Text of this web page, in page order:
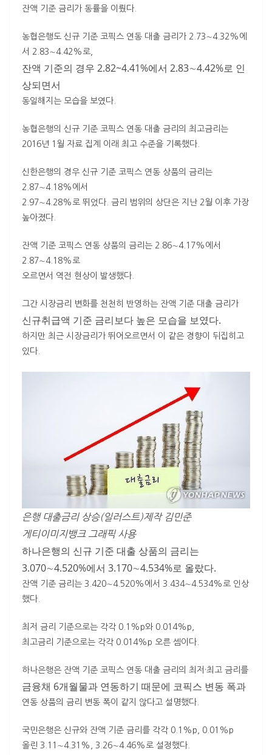
잔액 기준 금리가 동률을 이뤘다.
농협은행도 신규 기준 코픽스 연동 대출 금리가 2.73∼4.32%에
서 2.83∼4.42%로,
잔액 기준의 경우 2.82~4.41%에서 2.83∼4.42%로 인
상되면서
동일해지는 모습을 보였다.
농협은행의 신규 기준 코픽스 연동 대출 금리의 최고금리는
2016년 1월 자료 집계 이래 최고 수준을 기록했다.
신한은행의 경우 신규 기준 코픽스 연동 상품의 금리는
2.87∼4.18%에서
2.97∼4.28%로 뛰었다. 금리 범위의 상단은 지난 2월 이후 가장
높아졌다.
잔액 기준 코픽스 연동 상품의 금리는 2.86∼4.17%에서
2.87∼4.18%로
오르면서 역전 현상이 발생했다.
그간 시장금리 변화를 천천히 반영하는 잔액 기준 대출 금리가
신규취급액 기준 금리보다 높은 모습을 보였다.
하지만 최근 시장금리가 뛰어오르면서 이 같은 경향이 뒤집히고
있다.
은행 대출금리 상승(일러스트)제작 김민준
게티이미지뱅크 그래픽 사용
하나은행의 신규 기준 대출 상품의 금리는
3.070∼4.520%에서 3.170∼4.534%로 올랐다.
잔액 기준 금리는 3.420∼4.520%에서 3.434∼4.534%로 인상
했다.
최저 금리 기준으로는 각각 0.1%p와 0.014%p,
최고금리 기준으로는 각각 0.014%p 오른 셈이다.
하나은행은 잔액 기준 코픽스 연동 대출 금리의 최저·최고 금리를
금융채 6개월물과 연동하기 때문에 코픽스 변동 폭과
연동 상품의 금리 변동 폭이 같지 않다고 설명했다.
국민은행은 신규와 잔액 기준 금리를 각각 0.1%p, 0.01%p
올린 3.11∼4.31%, 3.26∼4.46%로 설정했다.